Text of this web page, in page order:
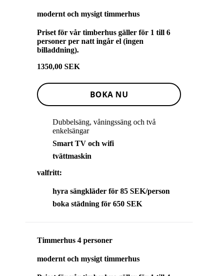
modernt och mysigt timmerhus
Priset för vår timberhus gäller för 1 till 6
personer per natt ingår el (ingen
billaddning).
1350,00 SEK
Dubbelsäng, våningssäng och två
enkelsängar
Smart TV och wifi
tvättmaskin
valfritt:
hyra sängkläder för 85 SEK/person
boka städning för 650 SEK
BOKA NU
Timmerhus 4 personer
modernt och mysigt timmerhus